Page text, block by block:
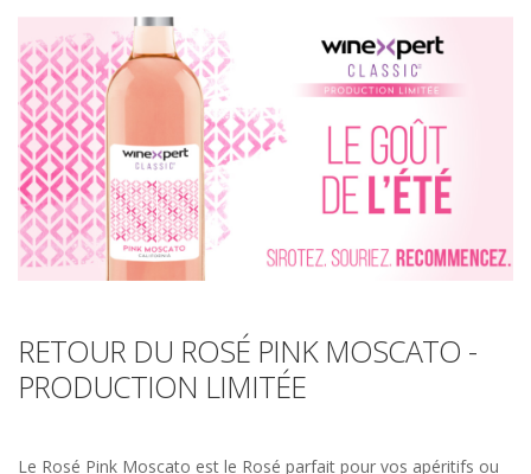
RETOUR DU ROSÉ PINK MOSCATO -
PRODUCTION LIMITÉE
Le Rosé Pink Moscato est le Rosé parfait pour vos apéritifs ou